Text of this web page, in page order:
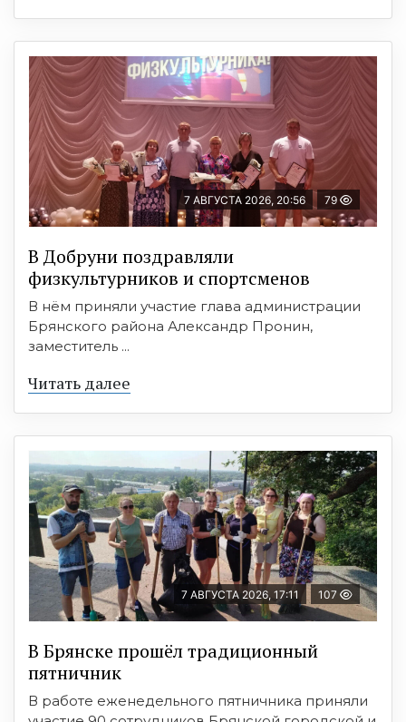
7 АВГУСТА 2026, 20:56 79
В Добруни поздравляли
физкультурников и спортсменов
В нём приняли участие глава администрации
Брянского района Александр Пронин,
заместитель ...
Читать далее
7 АВГУСТА 2026, 17:11 107
В Брянске прошёл традиционный
пятничник
В работе еженедельного пятничника приняли